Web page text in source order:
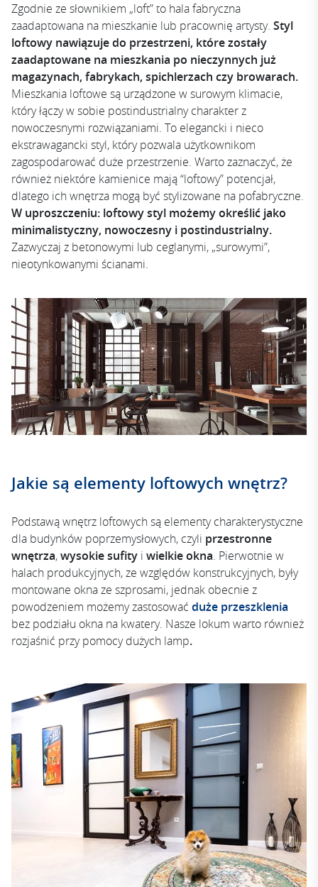
Zgodnie ze słownikiem „loft” to hala fabryczna
zaadaptowana na mieszkanie lub pracownię artysty. Styl
loftowy nawiązuje do przestrzeni, które zostały
zaadaptowane na mieszkania po nieczynnych już
magazynach, fabrykach, spichlerzach czy browarach.
Mieszkania loftowe są urządzone w surowym klimacie,
który łączy w sobie postindustrialny charakter z
nowoczesnymi rozwiązaniami. To elegancki i nieco
ekstrawagancki styl, który pozwala użytkownikom
zagospodarować duże przestrzenie. Warto zaznaczyć, że
również niektóre kamienice mają “loftowy” potencjał,
dlatego ich wnętrza mogą być stylizowane na pofabryczne.
W uproszczeniu: loftowy styl możemy określić jako
minimalistyczny, nowoczesny i postindustrialny.
Zazwyczaj z betonowymi lub ceglanymi, „surowymi”,
nieotynkowanymi ścianami.
Jakie są elementy loftowych wnętrz?
Podstawą wnętrz loftowych są elementy charakterystyczne
dla budynków poprzemysłowych, czyli przestronne
wnętrza,wysokie sufity i wielkie okna. Pierwotnie w
halach produkcyjnych, ze względów konstrukcyjnych, były
montowane okna ze szprosami, jednak obecnie z
powodzeniem możemy zastosować duże przeszklenia
bez podziału okna na kwatery. Nasze lokum warto również
rozjaśnić przy pomocy dużych lamp.